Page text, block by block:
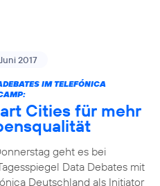
2017
IM TELEFÓNICA
Cities für mehr
geht es bei
Data Debates mit
Deutschland als Initiator